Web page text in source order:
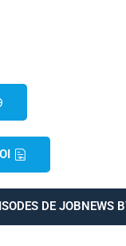
DE JOBNEWS